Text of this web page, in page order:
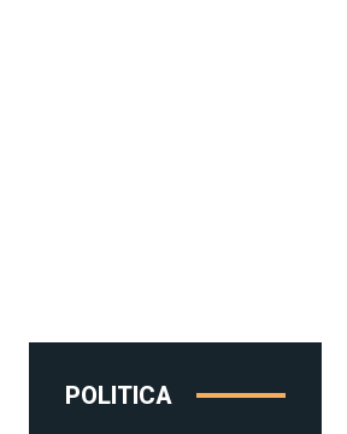
POLITICA